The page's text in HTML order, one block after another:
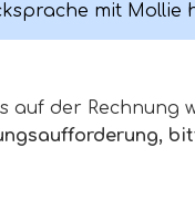
mit Mollie
auf der Rechnung